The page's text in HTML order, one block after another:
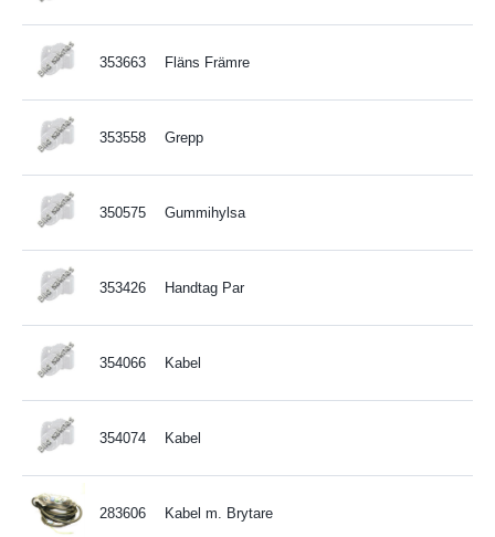
353663 Fläns Främre
353558 Grepp
350575 Gummihylsa
353426 Handtag Par
354066 Kabel
354074 Kabel
283606 Kabel m. Brytare